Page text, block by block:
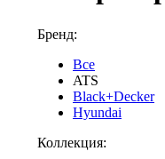
Бренд:
Все
ATS
Black+Decker
Hyundai
Коллекция: